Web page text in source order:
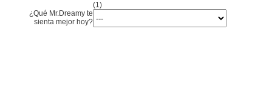
(1)
¿Qué Mr.Dreamy te
sienta mejor hoy?